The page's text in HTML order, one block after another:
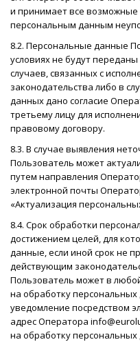
и принимает все
персональным данным
8.2. Персональные данные
условиях не будут
случаев, связанных с
законодательства либо в
данных дано согласие
третьему лицу для
правовому договору.
8.3. В случае выявления
Пользователь может
путем направления
электронной почты
«Актуализация
8.4. Срок обработки
достижением целей, для
данные, если иной срок не
действующим
Пользователь может в
на обработку
уведомление посредством
адрес Оператора
на обработку персональных